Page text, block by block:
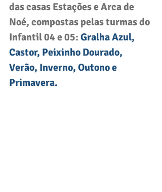
das casas Estações e Arca de
Noé, compostas pelas turmas do
Infantil 04 e 05: Gralha Azul,
Castor, Peixinho Dourado,
Verão, Inverno, Outono e
Primavera.